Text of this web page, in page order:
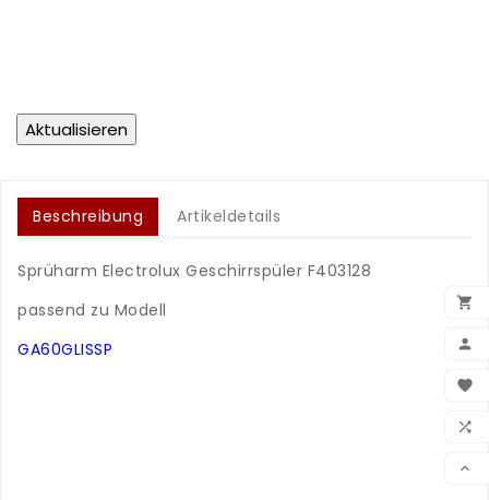





Beschreibung Artikeldetails
Sprüharm Electrolux Geschirrspüler F403128
passend zu Modell
GA60GLISSP